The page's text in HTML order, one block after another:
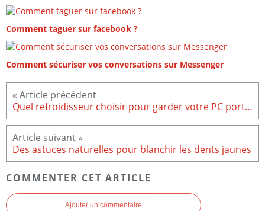
Comment taguer sur facebook ?
Comment sécuriser vos conversations sur Messenger
Quel refroidisseur choisir pour garder votre PC portable au frais ?
Des astuces naturelles pour blanchir les dents jaunes
COMMENTER CET ARTICLE
Ajouter un commentaire